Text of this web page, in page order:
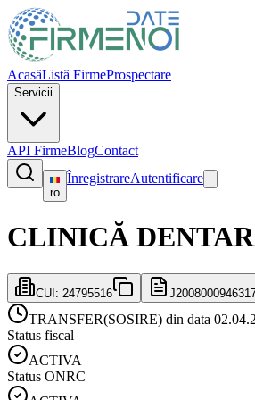
AcasăListă FirmeProspectare
Servicii
API FirmeBlogContact
ro
ÎnregistrareAutentificare
CLINICĂ
CUI: 24795516
TRANSFER(SOSIRE) din data
Status fiscal
ACTIVA
Status ONRC